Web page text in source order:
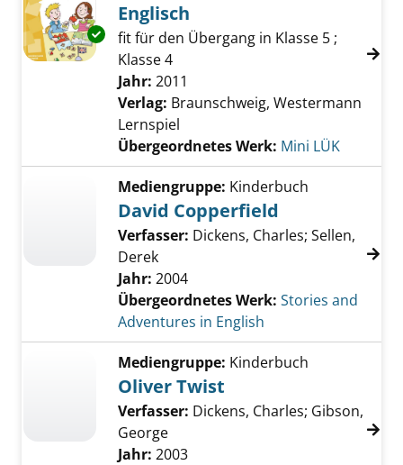
Exemplar-Details von Grundschulabschluss
Englisch
fit für den Übergang in Klasse 5 ;
Klasse 4
Suche nach diesem Verfasser
Jahr: 2011
Verlag: Braunschweig, Westermann
Lernspiel
Übergeordnetes Werk: Mini LÜK
Mediengruppe: Kinderbuch
David Copperfield
Verfasser: Dickens, Charles; Sellen,
Derek
Jahr: 2004
Übergeordnetes Werk: Stories and
Adventures in English
Mediengruppe: Kinderbuch
Oliver Twist
Verfasser: Dickens, Charles; Gibson,
George
Jahr: 2003